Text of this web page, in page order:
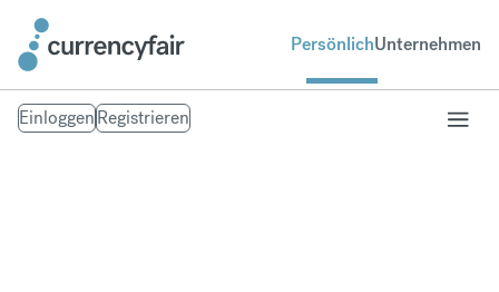
PersönlichUnternehmen
EinloggenRegistrieren